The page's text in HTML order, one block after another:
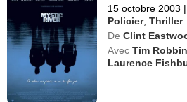
15 octobre 2003 |
Policier,Thriller
De Clint
Avec Tim
Laurence